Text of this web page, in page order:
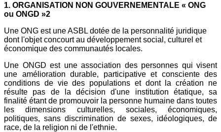
1. ORGANISATION NON GOUVERNEMENTALE « ONG
ou ONGD »2
Une ONG est une ASBL dotée de la personnalité juridique
dont l'objet concourt au développement social, culturel et
économique des communautés locales.
Une ONGD est une association des personnes qui visent
une amélioration durable, participative et consciente des
conditions de vie des populations et dont la création ne
résulte pas de la décision d'une institution étatique, sa
finalité étant de promouvoir la personne humaine dans toutes
les dimensions culturelles, sociales, économiques,
politiques, sans discrimination de sexes, idéologiques, de
race, de la religion ni de l'ethnie.